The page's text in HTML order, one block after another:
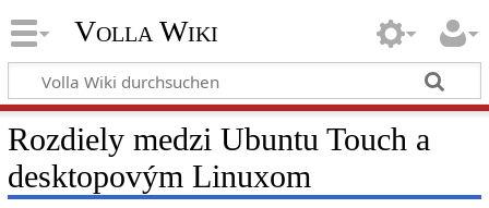
Volla Wiki
Rozdiely medzi Ubuntu Touch a
desktopovým Linuxom